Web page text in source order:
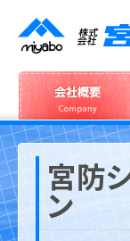
宮防
ン